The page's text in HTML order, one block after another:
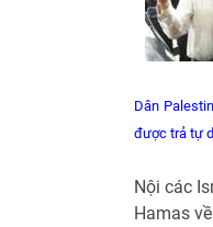
Dân
được trả tự
Nội các
Hamas